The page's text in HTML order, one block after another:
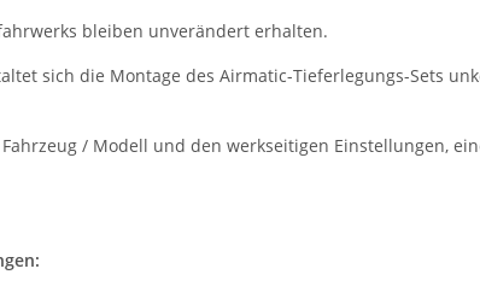
bleiben unverändert erhalten.
sich die Montage des Airmatic-Tieferlegungs-Sets
/ Modell und den werkseitigen Einstellungen,